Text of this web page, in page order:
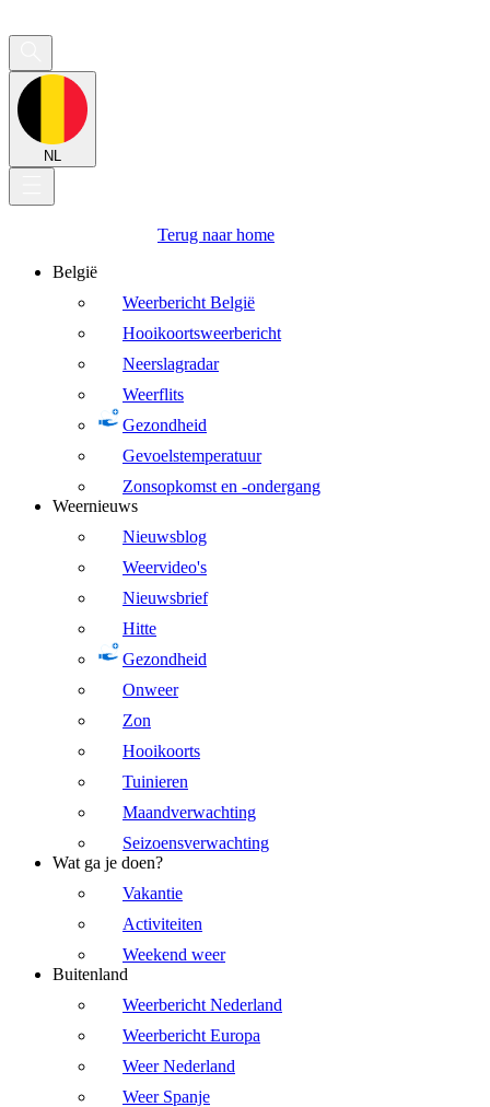
NL
Terug naar home
België
Weerbericht België
Hooikoortsweerbericht
Neerslagradar
Weerflits
Gezondheid
Gevoelstemperatuur
Zonsopkomst en -ondergang
Weernieuws
Nieuwsblog
Weervideo's
Nieuwsbrief
Hitte
Gezondheid
Onweer
Zon
Hooikoorts
Tuinieren
Maandverwachting
Seizoensverwachting
Wat ga je doen?
Vakantie
Activiteiten
Weekend weer
Buitenland
Weerbericht Nederland
Weerbericht Europa
Weer Nederland
Weer Spanje